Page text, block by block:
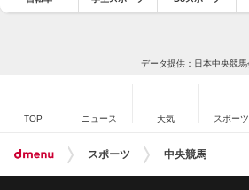
データ提供：日本中央競馬
TOP ニュース 天気 スポーツ
スポーツ 中央競馬